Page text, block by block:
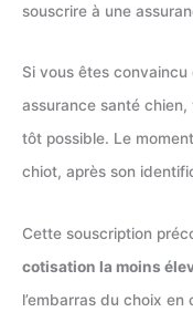
souscrire à une
Si vous êtes
assurance santé
tôt possible. Le
chiot, après son
Cette souscription
cotisation la moins
l’embarras du choix